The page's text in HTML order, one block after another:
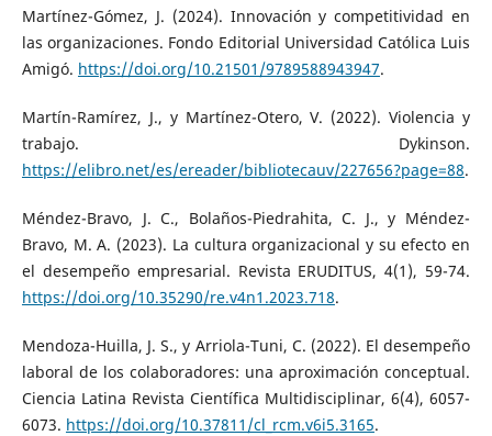
Martínez-Gómez, J. (2024). Innovación y competitividad en
las organizaciones. Fondo Editorial Universidad Católica Luis
Amigó. https://doi.org/10.21501/9789588943947.
Martín-Ramírez, J., y Martínez-Otero, V. (2022). Violencia y
trabajo. Dykinson.
https://elibro.net/es/ereader/bibliotecauv/227656?page=88.
Méndez-Bravo, J. C., Bolaños-Piedrahita, C. J., y Méndez-
Bravo, M. A. (2023). La cultura organizacional y su efecto en
el desempeño empresarial. Revista ERUDITUS, 4(1), 59-74.
https://doi.org/10.35290/re.v4n1.2023.718.
Mendoza-Huilla, J. S., y Arriola-Tuni, C. (2022). El desempeño
laboral de los colaboradores: una aproximación conceptual.
Ciencia Latina Revista Científica Multidisciplinar, 6(4), 6057-
6073. https://doi.org/10.37811/cl_rcm.v6i5.3165.